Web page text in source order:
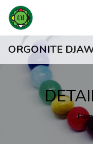
ORGONITE